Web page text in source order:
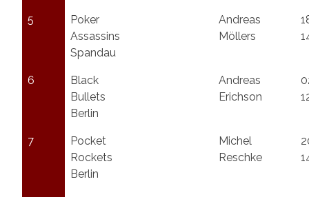
5
Poker
Assassins
Spandau
Andreas
Möllers
6
Black
Bullets
Berlin
Andreas
Erichson
7
Pocket
Rockets
Berlin
Michel
Reschke